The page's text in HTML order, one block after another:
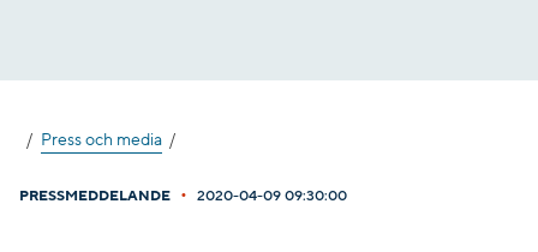
Press och media
PRESSMEDDELANDE • 2020-04-09 09:30:00